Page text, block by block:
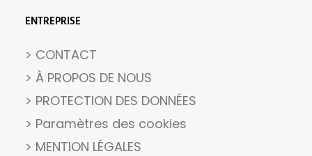
ENTREPRISE
> CONTACT
> À PROPOS DE NOUS
> PROTECTION DES DONNÉES
> Paramètres des cookies
> MENTION LÉGALES